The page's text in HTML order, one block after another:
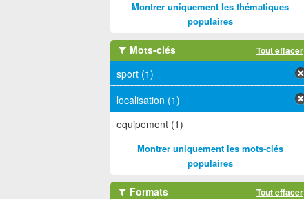
Montrer uniquement les thématiques
populaires
Mots-clés Tout effacer
sport (1)
localisation (1)
equipement (1)
Montrer uniquement les mots-clés
populaires
Formats Tout effacer